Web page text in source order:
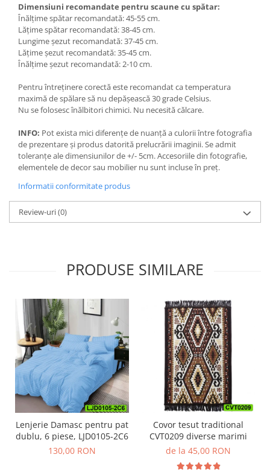
Dimensiuni recomandate pentru scaune cu spătar:
Înălțime spătar recomandată: 45-55 cm.
Lățime spătar recomandată: 38-45 cm.
Lungime șezut recomandată: 37-45 cm.
Lățime șezut recomandată: 35-45 cm.
Înălțime șezut recomandată: 2-10 cm.
Pentru întreținere corectă este recomandat ca temperatura
maximă de spălare să nu depășească 30 grade Celsius.
Nu se folosesc înălbitori chimici. Nu necesită călcare.
INFO: Pot exista mici diferențe de nuanță a culorii între fotografia
de prezentare și produs datorită prelucrării imaginii. Se admit
toleranțe ale dimensiunilor de +/- 5cm. Accesoriile din fotografie,
elementele de decor sau mobilier nu sunt incluse în preț.
Informatii conformitate produs
Review-uri(0)
PRODUSE SIMILARE
Lenjerie Damasc pentru pat
dublu, 6 piese, LJD0105-2C6
130,00 RON
Covor tesut traditional
CVT0209 diverse marimi
de la 45,00 RON